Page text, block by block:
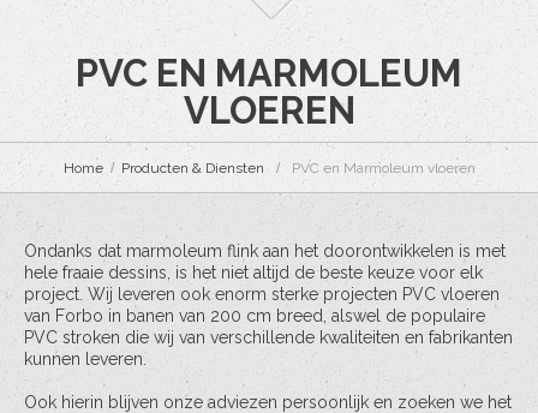
PVC EN MARMOLEUM
VLOEREN
Home Producten & Diensten PVC en Marmoleum vloeren
Ondanks dat marmoleum flink aan het doorontwikkelen is met
hele fraaie dessins, is het niet altijd de beste keuze voor elk
project. Wij leveren ook enorm sterke projecten PVC vloeren
van Forbo in banen van 200 cm breed, alswel de populaire
PVC stroken die wij van verschillende kwaliteiten en fabrikanten
kunnen leveren.
Ook hierin blijven onze adviezen persoonlijk en zoeken we het